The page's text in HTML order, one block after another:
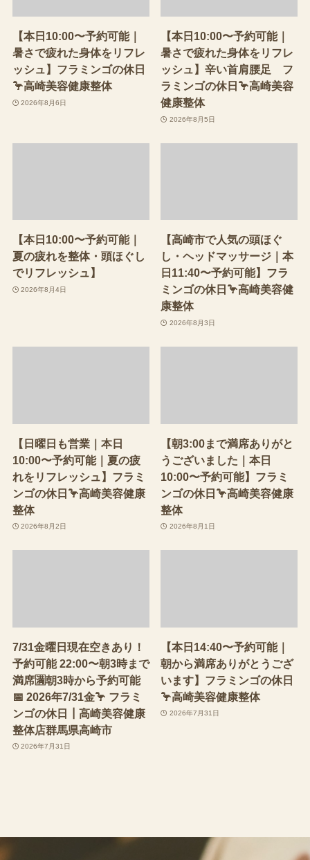
【本日10:00〜予約可能｜
暑さで疲れた身体をリフレ
ッシュ】フラミンゴの休日
🦩高崎美容健康整体
2026年8月6日
【本日10:00〜予約可能｜
暑さで疲れた身体をリフレ
ッシュ】辛い首肩腰足 フ
ラミンゴの休日🦩高崎美容
健康整体
2026年8月5日
【本日10:00〜予約可能｜
夏の疲れを整体・頭ほぐし
でリフレッシュ】
2026年8月4日
【高崎市で人気の頭ほぐ
し・ヘッドマッサージ｜本
日11:40〜予約可能】フラ
ミンゴの休日🦩高崎美容健
康整体
2026年8月3日
【日曜日も営業｜本日
10:00〜予約可能｜夏の疲
れをリフレッシュ】フラミ
ンゴの休日🦩高崎美容健康
整体
2026年8月2日
【朝3:00まで満席ありがと
うございました｜本日
10:00〜予約可能】フラミ
ンゴの休日🦩高崎美容健康
整体
2026年8月1日
7/31金曜日現在空きあり！
予約可能 22:00〜朝3時まで
満席🈵朝3時から予約可能
📅 2026年7/31金🦩 フラミ
ンゴの休日┃高崎美容健康
整体店群馬県高崎市
2026年7月31日
【本日14:40〜予約可能｜
朝から満席ありがとうござ
います】フラミンゴの休日
🦩高崎美容健康整体
2026年7月31日